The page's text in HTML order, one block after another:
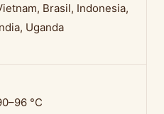
Brasil, Indonesia,
Uganda
°C